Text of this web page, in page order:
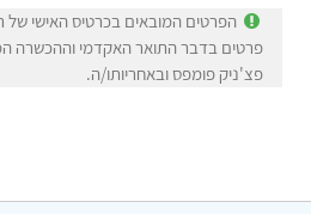
הפרטים המובאים בכרטיס האישי
פרטים בדבר התואר האקדמי וההכשרה
פצ'ניק פומפס ובאחריותו/ה.